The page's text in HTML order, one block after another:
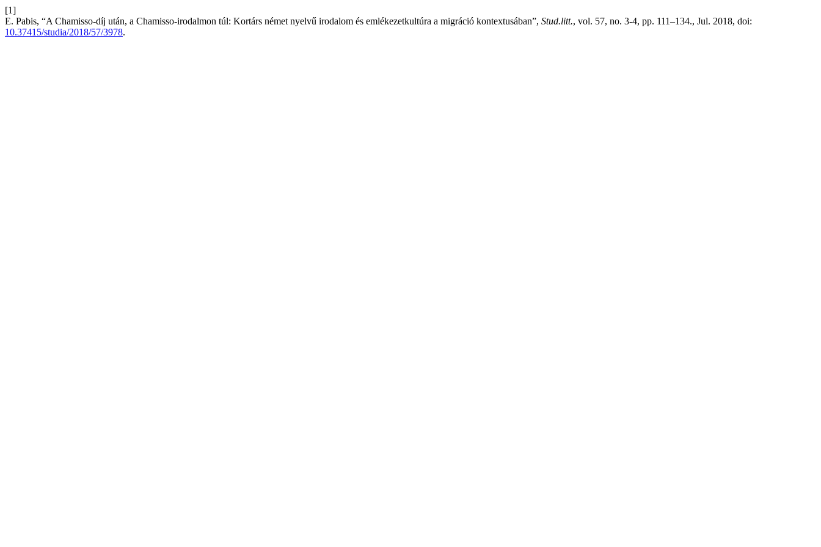
[1]
E. Pabis, “A Chamisso-díj után, a Chamisso-irodalmon túl: Kortárs német nyelvű irodalom és emlékezetkultúra a migráció kontextusában”, Stud.litt., vol. 57, no. 3-4, pp. 111–134., Jul. 2018, doi:
10.37415/studia/2018/57/3978.